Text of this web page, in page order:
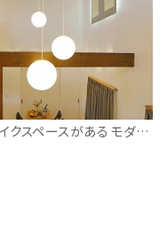
ロードバイクスペースがある モダンなボックスハウス